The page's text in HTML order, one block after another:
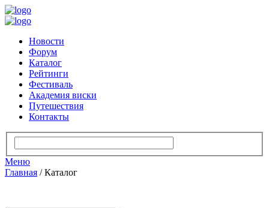
Новости
Форум
Каталог
Рейтинги
Фестиваль
Академия виски
Путешествия
Контакты
Меню
Главная /Каталог